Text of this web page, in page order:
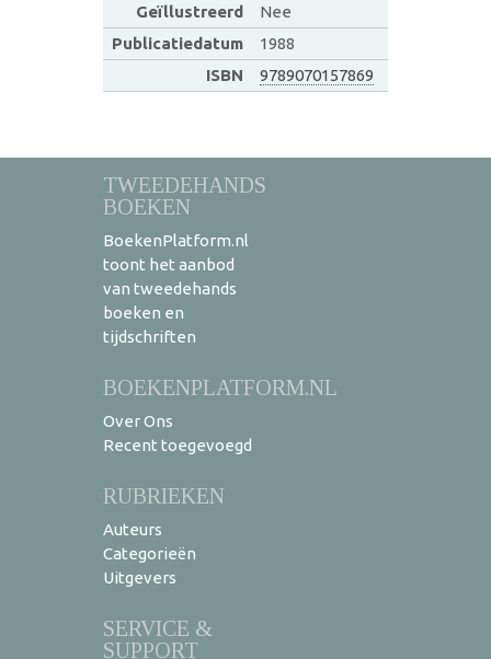
Geïllustreerd
Nee
Publicatiedatum
1988
ISBN
9789070157869
TWEEDEHANDS
BOEKEN
BoekenPlatform.nl
toont het aanbod
van tweedehands
boeken en
tijdschriften
BOEKENPLATFORM.NL
Over Ons
Recent toegevoegd
RUBRIEKEN
Auteurs
Categorieën
Uitgevers
SERVICE &
SUPPORT